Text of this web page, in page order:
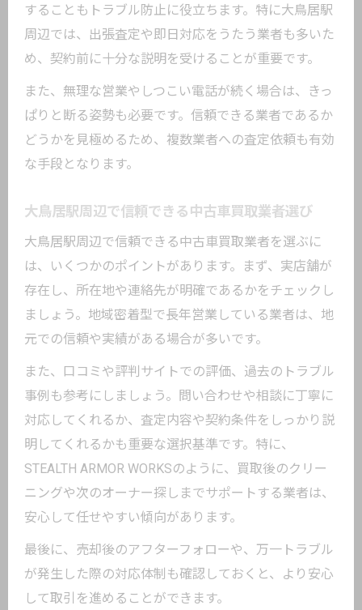
確認
中古車買取の闇を防ぐための手続きポイ
ント
中古車買取で査定から契約までの注意事
項
トラブルを防ぐ中古車買取の交渉ノウハ
ウ
め方
することもトラブル防止に役立ちます。特に大鳥居駅
周辺では、出張査定や即日対応をうたう業者も多いた
め、契約前に十分な説明を受けることが重要です。
また、無理な営業やしつこい電話が続く場合は、きっ
ぱりと断る姿勢も必要です。信頼できる業者であるか
どうかを見極めるため、複数業者への査定依頼も有効
な手段となります。
大鳥居駅周辺で信頼できる中古車買取業者選び
大鳥居駅周辺で信頼できる中古車買取業者を選ぶに
は、いくつかのポイントがあります。まず、実店舗が
存在し、所在地や連絡先が明確であるかをチェックし
ましょう。地域密着型で長年営業している業者は、地
元での信頼や実績がある場合が多いです。
また、口コミや評判サイトでの評価、過去のトラブル
事例も参考にしましょう。問い合わせや相談に丁寧に
対応してくれるか、査定内容や契約条件をしっかり説
明してくれるかも重要な選択基準です。特に、
STEALTH ARMOR WORKSのように、買取後のクリー
ニングや次のオーナー探しまでサポートする業者は、
安心して任せやすい傾向があります。
最後に、売却後のアフターフォローや、万一トラブル
が発生した際の対応体制も確認しておくと、より安心
して取引を進めることができます。